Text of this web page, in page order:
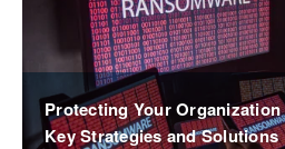
Protecting Your
Key Strategies and Solutions